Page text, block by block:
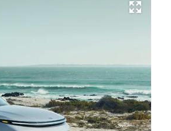
Развернуть на весь экран